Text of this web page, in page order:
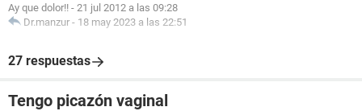
Ay que dolor!! - 21 jul 2012 a las 09:28
Dr.manzur - 18 may 2023 a las 22:51
27 respuestas
Tengo picazón vaginal